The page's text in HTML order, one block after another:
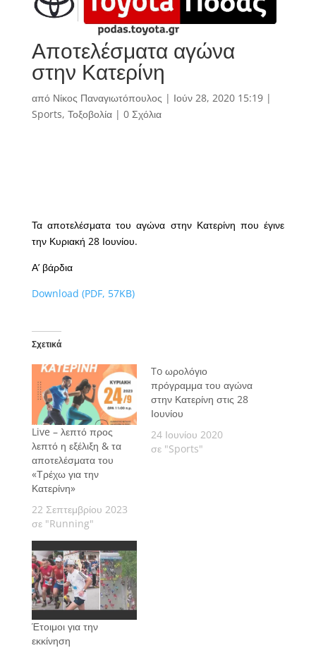
Αποτελέσματα αγώνα
στην Κατερίνη
από Νίκος Παναγιωτόπουλος | Ιούν 28, 2020 15:19|
Sports, Τοξοβολία| 0 Σχόλια
Τα αποτελέσματα του αγώνα στην Κατερίνη που έγινε
την Κυριακή 28 Ιουνίου.
Α’ βάρδια
Download (PDF, 57KB)
Σχετικά
Live – λεπτό προς
λεπτό η εξέλιξη & τα
αποτελέσματα του
«Τρέχω για την
Κατερίνη»
22 Σεπτεμβρίου 2023
σε "Running"
To ωρολόγιο
πρόγραμμα του αγώνα
στην Κατερίνη στις 28
Ιουνίου
24 Ιουνίου 2020
σε "Sports"
Έτοιμοι για την
εκκίνηση